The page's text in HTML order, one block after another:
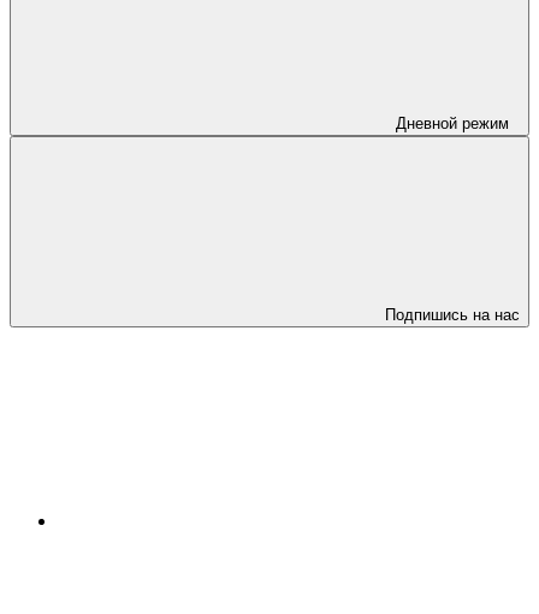
Дневной режим
Подпишись на нас